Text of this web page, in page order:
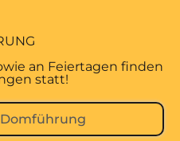
an Feiertagen finden
statt!